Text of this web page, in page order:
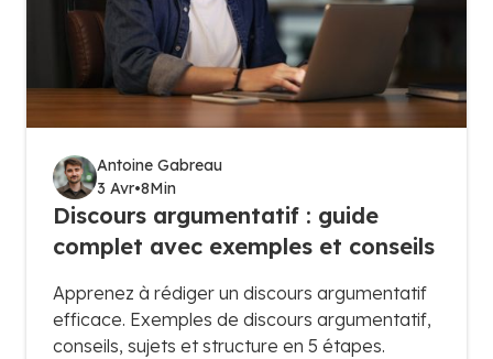
Antoine Gabreau
3 Avr•8Min
Discours argumentatif : guide
complet avec exemples et conseils
Apprenez à rédiger un discours argumentatif
efficace. Exemples de discours argumentatif,
conseils, sujets et structure en 5 étapes.